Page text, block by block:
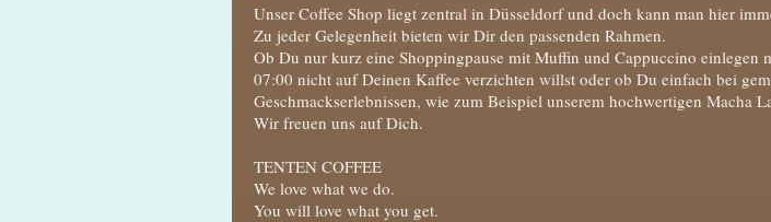
Unser Coffee Shop liegt zentral in Düsseldorf und doch kann man hier
Zu jeder Gelegenheit bieten wir Dir den passenden Rahmen.
Ob Du nur kurz eine Shoppingpause mit Muffin und Cappuccino einlegen
07:00 nicht auf Deinen Kaffee verzichten willst oder ob Du einfach bei
Geschmackserlebnissen, wie zum Beispiel unserem hochwertigen Macha
Wir freuen uns auf Dich.
TENTEN COFFEE
We love what we do.
You will love what you get.